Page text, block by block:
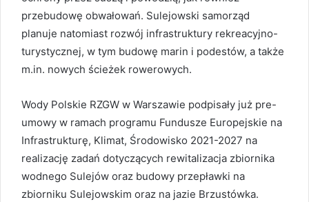
przebudowę obwałowań. Sulejowski samorząd
planuje natomiast rozwój infrastruktury rekreacyjno-
turystycznej, w tym budowę marin i podestów, a także
m.in. nowych ścieżek rowerowych.
Wody Polskie RZGW w Warszawie podpisały już pre-
umowy w ramach programu Fundusze Europejskie na
Infrastrukturę, Klimat, Środowisko 2021-2027 na
realizację zadań dotyczących rewitalizacja zbiornika
wodnego Sulejów oraz budowy przepławki na
zbiorniku Sulejowskim oraz na jazie Brzustówka.